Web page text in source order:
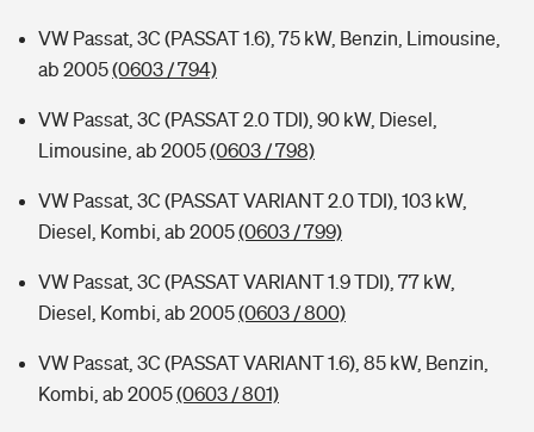
VW Passat, 3C (PASSAT 1.6), 75 kW, Benzin, Limousine,
ab 2005(0603 / 794)
VW Passat, 3C (PASSAT 2.0 TDI), 90 kW, Diesel,
Limousine, ab 2005(0603 / 798)
VW Passat, 3C (PASSAT VARIANT 2.0 TDI), 103 kW,
Diesel, Kombi, ab 2005(0603 / 799)
VW Passat, 3C (PASSAT VARIANT 1.9 TDI), 77 kW,
Diesel, Kombi, ab 2005(0603 / 800)
VW Passat, 3C (PASSAT VARIANT 1.6), 85 kW, Benzin,
Kombi, ab 2005(0603 / 801)